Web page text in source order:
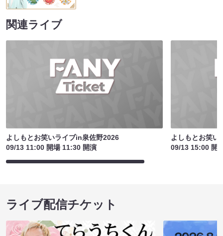
関連ライブ
よしもとお笑いライブin泉佐野2026
09/13 11:00 開場 11:30 開演
よしもとお笑
09/13 15:00 開
ライブ配信チケット